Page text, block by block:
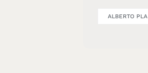
ALBERTO PLA